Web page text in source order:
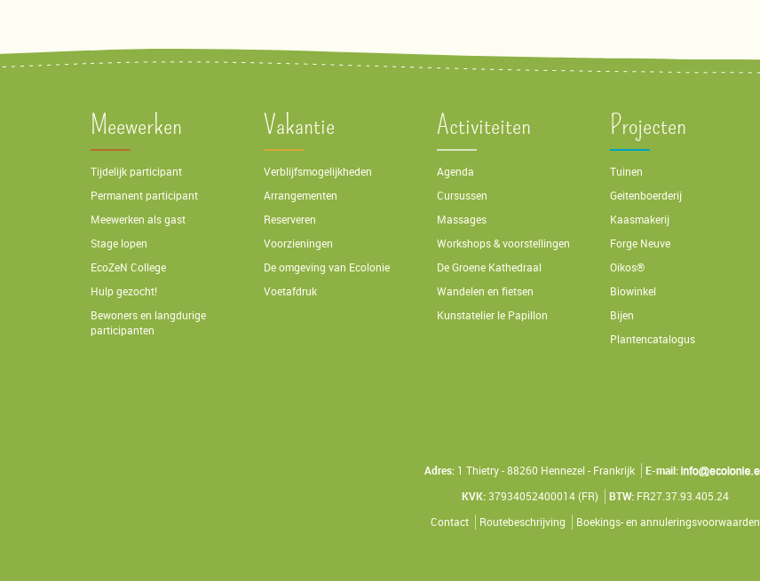
Meewerken
Tijdelijk participant
Permanent participant
Meewerken als gast
Stage lopen
EcoZeN College
Hulp gezocht!
Bewoners en langdurige
participanten
Vakantie
Verblijfsmogelijkheden
Arrangementen
Reserveren
Voorzieningen
De omgeving van Ecolonie
Voetafdruk
Activiteiten
Agenda
Cursussen
Massages
Workshops & voorstellingen
De Groene Kathedraal
Wandelen en fietsen
Kunstatelier le Papillon
Projecten
Tuinen
Geitenboerderij
Kaasmakerij
Forge Neuve
Oikos®
Biowinkel
Bijen
Plantencatalogus
Adres:1 Thietry - 88260 Hennezel - Frankrijk
E-mail:
KVK:37934052400014 (FR) BTW:FR27.37.93.405.24
Contact
Routebeschrijving Boekings- en annuleringsvoorwaarden